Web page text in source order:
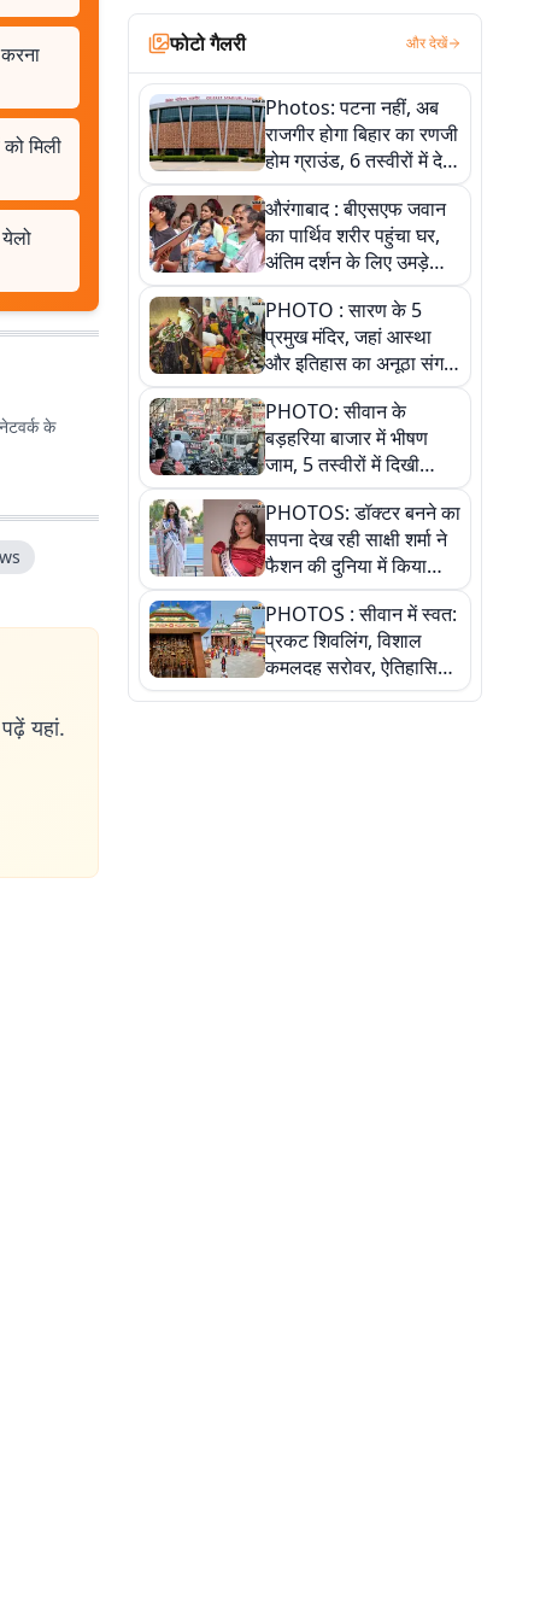
मिली
के
यहां.
फोटो गैलरी और देखें
Photos: पटना नहीं, अब
राजगीर होगा बिहार का रणजी
होम ग्राउंड, 6 तस्वीरों में देखें
नए स्टेडियम की पूरी कहानी
औरंगाबाद : बीएसएफ जवान
का पार्थिव शरीर पहुंचा घर,
अंतिम दर्शन के लिए उमड़े
लोग
PHOTO : सारण के 5
प्रमुख मंदिर, जहां आस्था
और इतिहास का अनूठा संगम,
तस्वीरों में जानिए
PHOTO: सीवान के
बड़हरिया बाजार में भीषण
जाम, 5 तस्वीरों में दिखी
अव्यवस्था
PHOTOS: डॉक्टर बनने का
सपना देख रही साक्षी शर्मा ने
फैशन की दुनिया में किया
कमाल,जानिए बेगूसराय की
बेटी ने कैसे दी अपने सपनों
को उड़ान
PHOTOS : सीवान में स्वत:
प्रकट शिवलिंग, विशाल
कमलदह सरोवर, ऐतिहासिक
महेंद्रनाथ मंदिर और घंटाघर